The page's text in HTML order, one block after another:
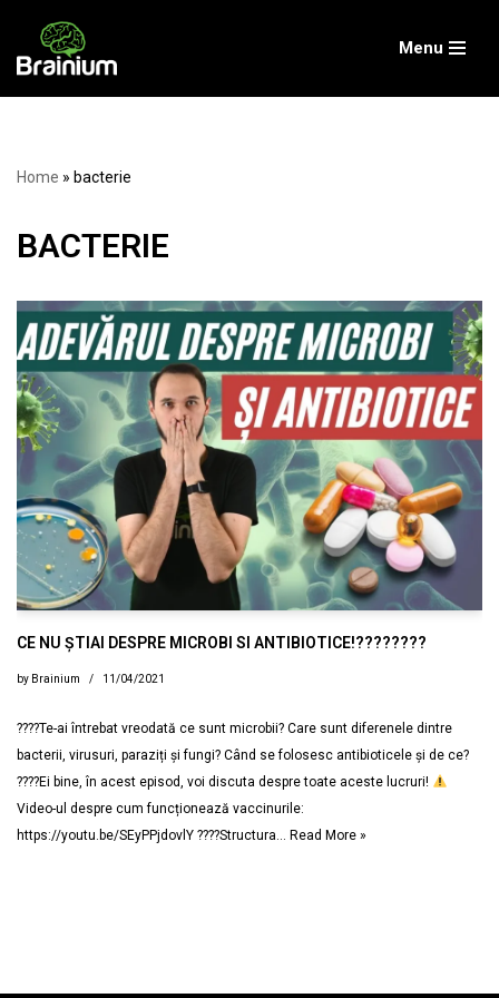
Skip
Menu
Home » bacterie
BACTERIE
CE NU ȘTIAI DESPRE MICROBI SI ANTIBIOTICE!????????
by Brainium 11/04/2021
????Te-ai întrebat vreodată ce sunt microbii? Care sunt diferenele dintre
bacterii, virusuri, paraziți și fungi? Când se folosesc antibioticele și de ce?
????Ei bine, în acest episod, voi discuta despre toate aceste lucruri!
Video-ul despre cum funcționează vaccinurile:
https://youtu.be/SEyPPjdovlY ????Structura… Read More »